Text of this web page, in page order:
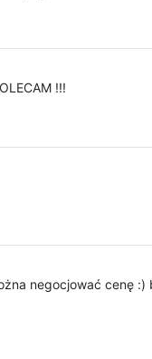
!!!
negocjować cenę :)